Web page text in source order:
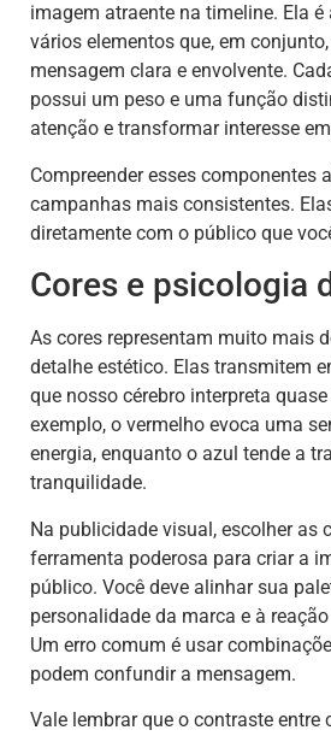
imagem atraente na timeline. Ela
vários elementos que, em
mensagem clara e envolvente.
possui um peso e uma função
atenção e transformar interesse
Compreender esses componentes
campanhas mais consistentes.
diretamente com o público que
Cores e psicologia
As cores representam muito mais
detalhe estético. Elas transmitem
que nosso cérebro interpreta
exemplo, o vermelho evoca uma
energia, enquanto o azul tende a
tranquilidade.
Na publicidade visual, escolher as
ferramenta poderosa para criar a
público. Você deve alinhar sua
personalidade da marca e à
Um erro comum é usar
podem confundir a mensagem.
Vale lembrar que o contraste entre